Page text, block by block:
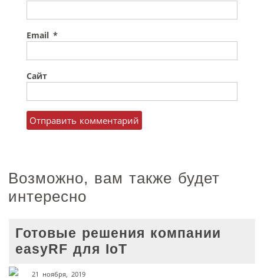
Email *
Сайт
Возможно, вам также будет
интересно
Готовые решения компании
easyRF для IoT
21 ноября, 2019